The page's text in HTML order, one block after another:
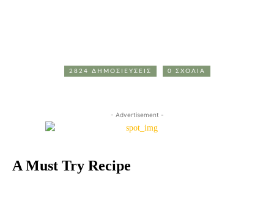
2824 ΔΗΜΟΣΙΕΥΣΕΙΣ 0 ΣΧΟΛΙΑ
- Advertisement -
A Must Try Recipe